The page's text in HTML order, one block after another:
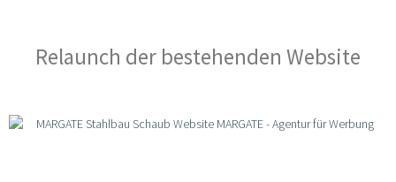
Relaunch der bestehenden Website